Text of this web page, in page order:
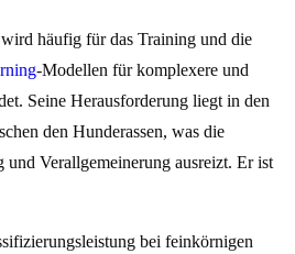
häufig für das Training und die
-Modellen für komplexere und
Seine Herausforderung liegt in den
den Hunderassen, was die
Verallgemeinerung ausreizt. Er ist
bei feinkörnigen